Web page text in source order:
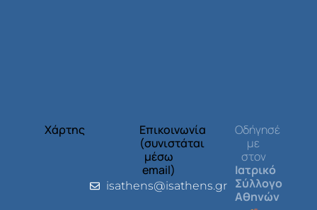
Χάρτης
Επικοινωνία
(συνιστάται
μέσω
email)
isathens@isathens.gr
Οδήγησέ
με
στον
Ιατρικό
Σύλλογο
Αθηνών